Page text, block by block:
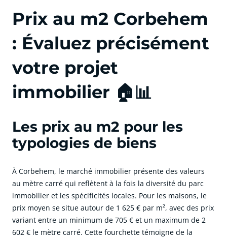
Prix au m2 Corbehem
: Évaluez précisément
votre projet
immobilier 🏠📊
Les prix au m2 pour les
typologies de biens
À Corbehem, le marché immobilier présente des valeurs
au mètre carré qui reflètent à la fois la diversité du parc
immobilier et les spécificités locales. Pour les maisons, le
prix moyen se situe autour de 1 625 € par m², avec des prix
variant entre un minimum de 705 € et un maximum de 2
602 € le mètre carré. Cette fourchette témoigne de la